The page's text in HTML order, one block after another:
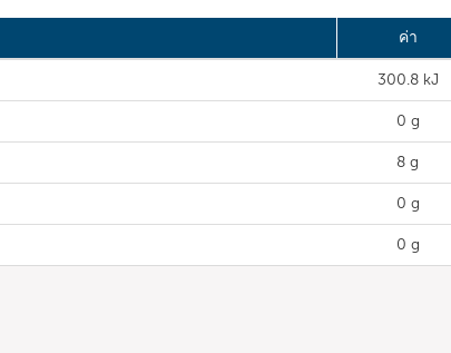
ค่า
300.8 kJ
0 g
8 g
0 g
0 g